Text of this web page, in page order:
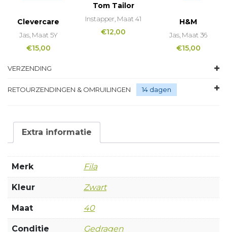
Clevercare
Jas, Maat 5Y
€15,00
Tom Tailor
Instapper, Maat 41
€12,00
H&M
Jas, Maat 36
€15,00
VERZENDING
RETOURZENDINGEN & OMRUILINGEN 14 dagen
Extra informatie
Merk Fila
Kleur Zwart
Maat 40
Conditie Gedragen